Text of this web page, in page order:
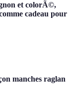
et colorÃ©,
cadeau pour
manches raglan